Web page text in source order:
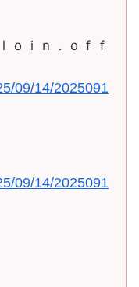
ｏｉｎ．ｏｆｆ
09/14/2025091
09/14/2025091